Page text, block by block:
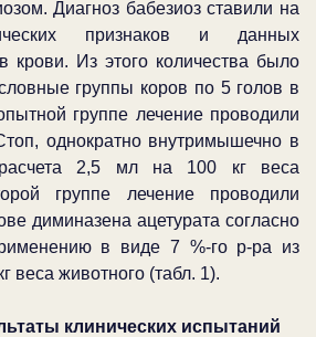
Диагноз бабезиоз ставили на
признаков и данных
крови. Из этого количества было
группы коров по 5 голов в
группе лечение проводили
однократно внутримышечно в
2,5 мл на 100 кг веса
группе лечение проводили
диминазена ацетурата согласно
в виде 7 %-го р-ра из
веса животного (табл. 1).
клинических испытаний